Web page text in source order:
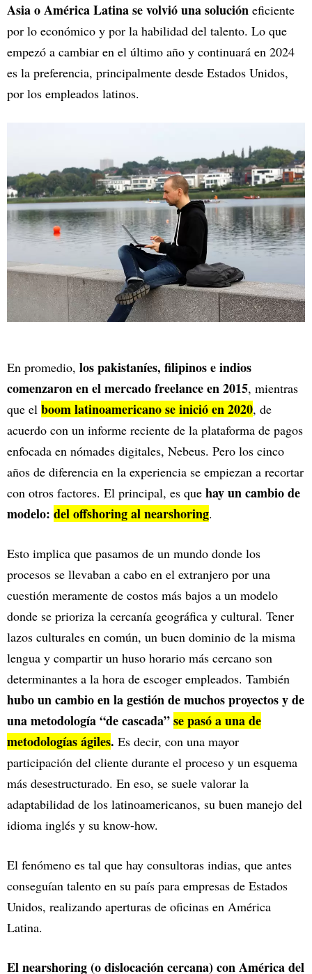
Asia o América Latina se volvió una solución eficiente
por lo económico y por la habilidad del talento. Lo que
empezó a cambiar en el último año y continuará en 2024
es la preferencia, principalmente desde Estados Unidos,
por los empleados latinos.
En promedio, los pakistaníes, filipinos e indios
comenzaron en el mercado freelance en 2015, mientras
que el boom latinoamericano se inició en 2020, de
acuerdo con un informe reciente de la plataforma de pagos
enfocada en nómades digitales, Nebeus. Pero los cinco
años de diferencia en la experiencia se empiezan a recortar
con otros factores. El principal, es que hay un cambio de
modelo: del offshoring al nearshoring.
Esto implica que pasamos de un mundo donde los
procesos se llevaban a cabo en el extranjero por una
cuestión meramente de costos más bajos a un modelo
donde se prioriza la cercanía geográfica y cultural. Tener
lazos culturales en común, un buen dominio de la misma
lengua y compartir un huso horario más cercano son
determinantes a la hora de escoger empleados. También
hubo un cambio en la gestión de muchos proyectos y de
una metodología “de cascada”se pasó a una de
metodologías ágiles. Es decir, con una mayor
participación del cliente durante el proceso y un esquema
más desestructurado. En eso, se suele valorar la
adaptabilidad de los latinoamericanos, su buen manejo del
idioma inglés y su know-how.
El fenómeno es tal que hay consultoras indias, que antes
conseguían talento en su país para empresas de Estados
Unidos, realizando aperturas de oficinas en América
Latina.
El nearshoring (o dislocación cercana) con América del